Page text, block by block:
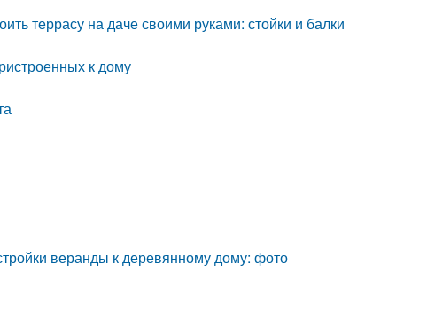
террасу на даче своими руками: стойки и балки
к дому
веранды к деревянному дому: фото